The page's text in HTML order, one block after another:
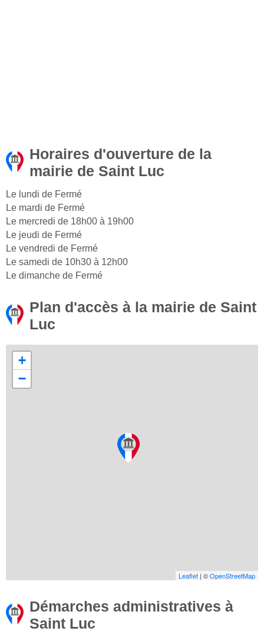
Horaires d'ouverture de la
mairie de Saint Luc
Le lundi de Fermé
Le mardi de Fermé
Le mercredi de 18h00 à 19h00
Le jeudi de Fermé
Le vendredi de Fermé
Le samedi de 10h30 à 12h00
Le dimanche de Fermé
Plan d'accès à la mairie de Saint
Luc
+
−
Leaflet | ©OpenStreetMap
Démarches administratives à
Saint Luc